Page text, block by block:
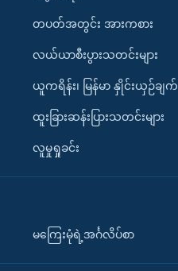
တပတ်အတွင်း အားကစား
လယ်ယာစီးပွားသတင်းများ
ယူကရိန်း၊ မြန်မာ နှိုင်းယှဉ်ချက်
ထူးခြားဆန်းပြားသတင်းများ
လူမှုရှုခင်း
မကြေးမုံရဲ့အင်္ဂလိပ်စာ